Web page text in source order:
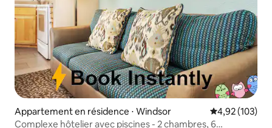
Appartement en résidence ⋅ Windsor Évaluation
4,92 (103)
Complexe hôtelier avec piscines - 2 chambres, 6